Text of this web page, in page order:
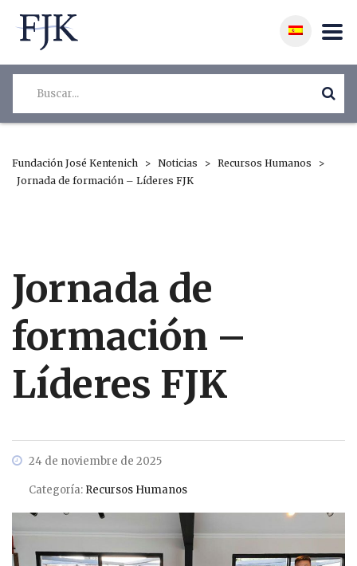
Fundación José Kentenich > Noticias > Recursos Humanos
>
Jornada de formación – Líderes FJK
Jornada de
formación –
Líderes FJK
24 de noviembre de 2025
Categoría: Recursos Humanos